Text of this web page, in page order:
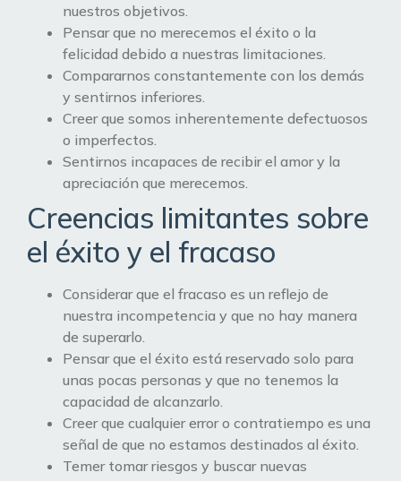
nuestros objetivos.
Pensar que no merecemos el éxito o la
felicidad debido a nuestras limitaciones.
Compararnos constantemente con los demás
y sentirnos inferiores.
Creer que somos inherentemente defectuosos
o imperfectos.
Sentirnos incapaces de recibir el amor y la
apreciación que merecemos.
Creencias limitantes sobre
el éxito y el fracaso
Considerar que el fracaso es un reflejo de
nuestra incompetencia y que no hay manera
de superarlo.
Pensar que el éxito está reservado solo para
unas pocas personas y que no tenemos la
capacidad de alcanzarlo.
Creer que cualquier error o contratiempo es una
señal de que no estamos destinados al éxito.
Temer tomar riesgos y buscar nuevas